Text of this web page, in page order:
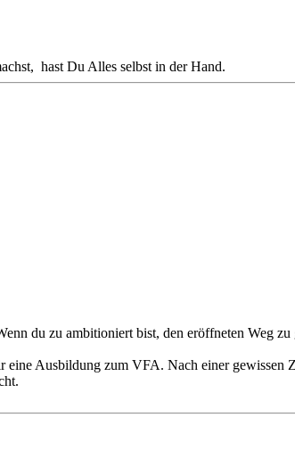
hast Du Alles selbst in der Hand.
du zu ambitioniert bist, den eröffneten Weg zu
eine Ausbildung zum VFA. Nach einer